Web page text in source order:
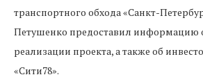
транспортного обхода «Санкт-
Петушенко предоставил информацию
реализации проекта, а также об
«Сити78».